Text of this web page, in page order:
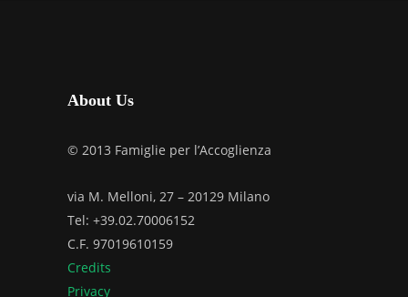
About Us
© 2013 Famiglie per l’Accoglienza
via M. Melloni, 27 – 20129 Milano
Tel: +39.02.70006152
C.F. 97019610159
Credits
Privacy